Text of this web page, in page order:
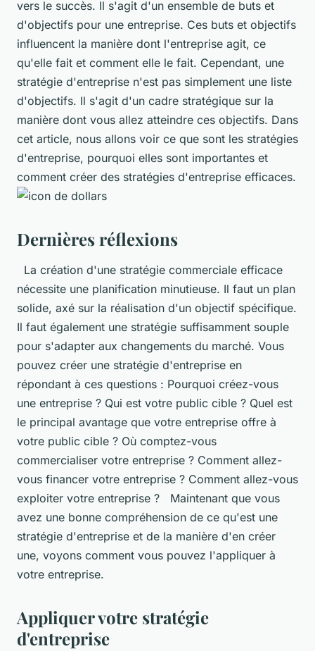
vers le succès. Il s'agit d'un ensemble de buts et
d'objectifs pour une entreprise. Ces buts et objectifs
influencent la manière dont l'entreprise agit, ce
qu'elle fait et comment elle le fait. Cependant, une
stratégie d'entreprise n'est pas simplement une liste
d'objectifs. Il s'agit d'un cadre stratégique sur la
manière dont vous allez atteindre ces objectifs. Dans
cet article, nous allons voir ce que sont les stratégies
d'entreprise, pourquoi elles sont importantes et
comment créer des stratégies d'entreprise efficaces.
Dernières réflexions
La création d'une stratégie commerciale efficace
nécessite une planification minutieuse. Il faut un plan
solide, axé sur la réalisation d'un objectif spécifique.
Il faut également une stratégie suffisamment souple
pour s'adapter aux changements du marché. Vous
pouvez créer une stratégie d'entreprise en
répondant à ces questions : Pourquoi créez-vous
une entreprise ? Qui est votre public cible ? Quel est
le principal avantage que votre entreprise offre à
votre public cible ? Où comptez-vous
commercialiser votre entreprise ? Comment allez-
vous financer votre entreprise ? Comment allez-vous
exploiter votre entreprise ? Maintenant que vous
avez une bonne compréhension de ce qu'est une
stratégie d'entreprise et de la manière d'en créer
une, voyons comment vous pouvez l'appliquer à
votre entreprise.
Appliquer votre stratégie
d'entreprise